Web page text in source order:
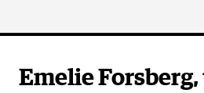
Emelie